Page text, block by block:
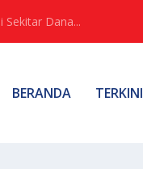
Dana...
BERANDA TERKINI